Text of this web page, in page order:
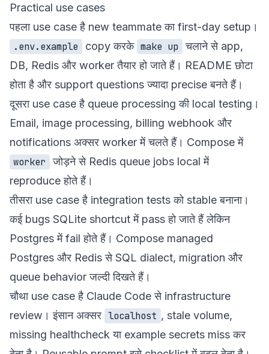
Practical use cases
पहला use case है new teammate का first-day setup।
.env.example
copy करके make up चलाने से app,
DB, Redis और worker तैयार हो जाते हैं। README छोटा
होता है और support questions ज्यादा precise बनते हैं।
दूसरा use case है queue processing की local testing।
Email, image processing, billing webhook और
notifications अक्सर worker में चलते हैं। Compose में
worker जोड़ने से Redis queue jobs local में
reproduce होते हैं।
तीसरा use case है integration tests को stable बनाना।
कई bugs SQLite shortcut में pass हो जाते हैं लेकिन
Postgres में fail होते हैं। Compose managed
Postgres और Redis से SQL dialect, migration और
queue behavior जल्दी दिखते हैं।
चौथा use case है Claude Code से infrastructure
review। इंसान अक्सर localhost , stale volume,
missing healthcheck या example secrets miss कर